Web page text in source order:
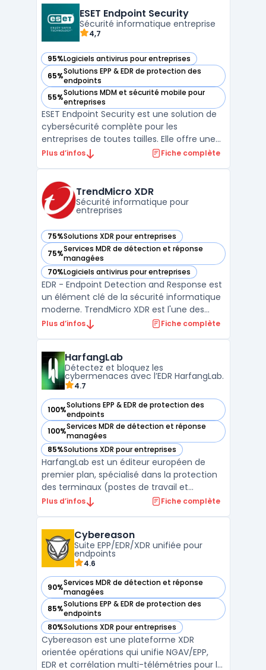
contre les ransomwares en une seule
plateforme facile ...
ESET Endpoint Security
Sécurité informatique entreprise
4,7
95%Logiciels antivirus pour entreprises
— voir ESET Endpoint Security dans cette catégorie
65%Solutions EPP & EDR de protection des
endpoints
— voir ESET Endpoint Security dans cette catégorie
55%Solutions MDM et sécurité mobile pour
entreprises
— voir ESET Endpoint Security dans cette catégorie
ESET Endpoint Security est une solution de
cybersécurité complète pour les
entreprises de toutes tailles. Elle offre une
protection multicouche contre les
attaques de phishing. La solution intègre
également une gamme de ...
Plus d’infos Fiche complète
TrendMicro XDR
Sécurité informatique pour
entreprises
75%Solutions XDR pour entreprises
— voir TrendMicro XDR dans cette catégorie
75%Services MDR de détection et réponse
managées
— voir TrendMicro XDR dans cette catégorie
70%Logiciels antivirus pour entreprises
— voir TrendMicro XDR dans cette catégorie
EDR - Endpoint Detection and Response est
un élément clé de la sécurité informatique
moderne. TrendMicro XDR est l'une des
solutions les plus avancées sur le marché
qu'une corrélation intelligente des
événements pour ...
Plus d’infos Fiche complète
HarfangLab
Détectez et bloquez les
cybermenaces avec l’EDR HarfangLab.
4.7
100%Solutions EPP & EDR de protection des
endpoints
— voir HarfangLab dans cette catégorie
100%Services MDR de détection et réponse
managées
— voir HarfangLab dans cette catégorie
85%Solutions XDR pour entreprises
— voir HarfangLab dans cette catégorie
HarfangLab est un éditeur européen de
premier plan, spécialisé dans la protection
des terminaux (postes de travail et
serveurs sous Windows, Linux et macOS).
exigeants, tout en garantissant la
souveraineté des d ...
Plus d’infos Fiche complète
Cybereason
Suite EPP/EDR/XDR unifiée pour
endpoints
4.6
90%Services MDR de détection et réponse
managées
— voir Cybereason dans cette catégorie
85%Solutions EPP & EDR de protection des
endpoints
— voir Cybereason dans cette catégorie
80%Solutions XDR pour entreprises
— voir Cybereason dans cette catégorie
Cybereason est une plateforme XDR
orientée opérations qui unifie NGAV/EPP,
EDR et corrélation multi-télémétries pour la